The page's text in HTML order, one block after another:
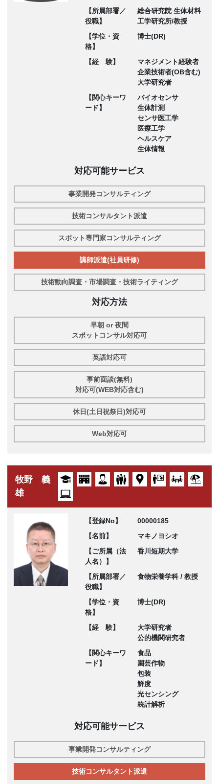
【所属部署／
役職】
総合研究院 生体材料
工学研究所/教授
【学位・資
格】
博士(DR)
【経 験】
マネジメント経験者
企業技術者(OB含む)
大学研究者
【関心キーワ
ード】
バイオセンサ
生体計測
センサ医工学
医療工学
ヘルスケア
生体情報
対応可能サービス
事業開発コンサルティング
技術コンサルタント派遣
スポット専門家コンサルティング
講師派遣(社員研修)
技術動向調査・市場調査・技術ライティング
対応方法
早朝 or 夜間
スポットコンサル対応可
英語対応可
事前面談(無料)
対応可(WEB対応含む)
休日(土日祝祭日)対応可
Web対応可
牧野 義
雄
【登録No】
00000185
【名前】
マキノヨシオ
【ご所属（法
人名）】
香川短期大学
【所属部署／
役職】
食物栄養学科 / 教授
【学位・資
格】
博士(DR)
【経 験】
大学研究者
公的機関研究者
【関心キーワ
ード】
食品
園芸作物
包装
鮮度
光センシング
統計解析
対応可能サービス
事業開発コンサルティング
技術コンサルタント派遣